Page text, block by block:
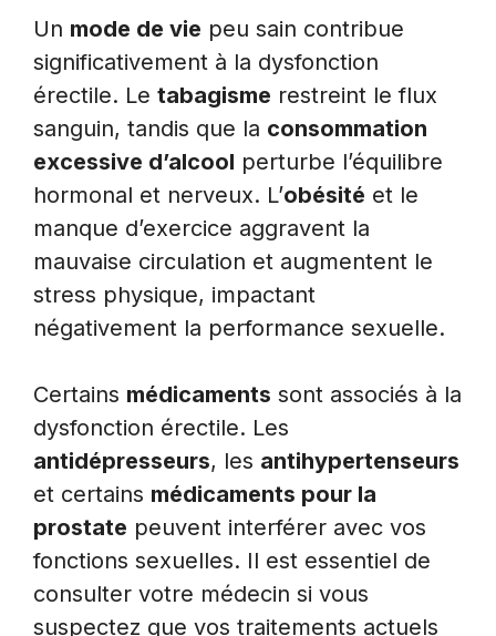
Un mode de vie peu sain contribue
significativement à la dysfonction
érectile. Le tabagisme restreint le flux
sanguin, tandis que la consommation
excessive d’alcool perturbe l’équilibre
hormonal et nerveux. L’obésité et le
manque d’exercice aggravent la
mauvaise circulation et augmentent le
stress physique, impactant
négativement la performance sexuelle.
Certains médicaments sont associés à la
dysfonction érectile. Les
antidépresseurs, les antihypertenseurs
et certains médicaments pour la
prostate peuvent interférer avec vos
fonctions sexuelles. Il est essentiel de
consulter votre médecin si vous
suspectez que vos traitements actuels